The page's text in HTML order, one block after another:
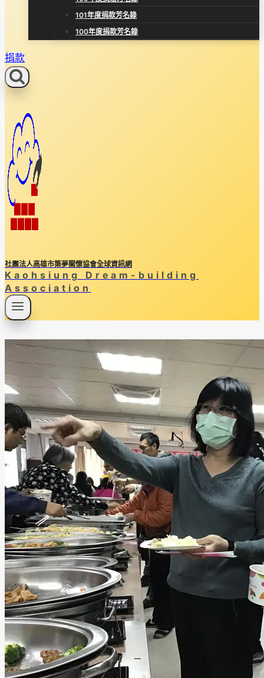
101年度捐款芳名錄
100年度捐款芳名錄
捐款
社團法人高雄市築夢關懷協會全球資訊網
Kaohsiung Dream-building
Association